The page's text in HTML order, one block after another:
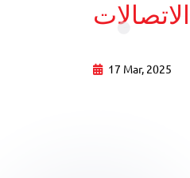
17 Mar, 2025